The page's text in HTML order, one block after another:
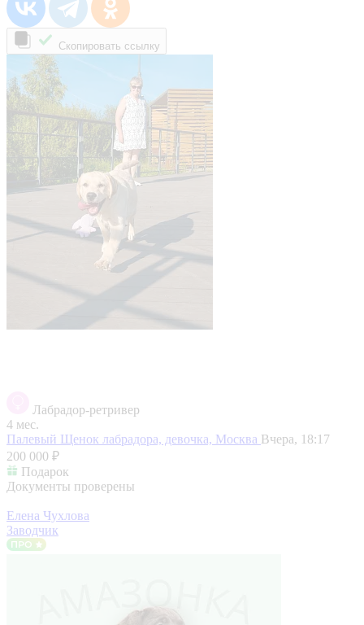
Скопировать ссылку
Лабрадор-ретривер
4 мес.
Палевый Щенок лабрадора, девочка, Москва Вчера, 18:17
200 000 ₽
Подарок
Документы проверены
Елена Чухлова
Заводчик